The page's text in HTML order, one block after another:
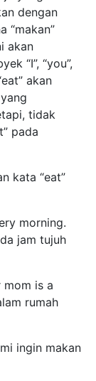
dengan
“makan”
akan
“I”, “you”,
akan
tidak
pada
kata “eat”
morning.
jam tujuh
is a
rumah
ingin makan